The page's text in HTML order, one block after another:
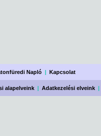
Napló| Kapcsolat
alapelveink | Adatkezelési elveink |